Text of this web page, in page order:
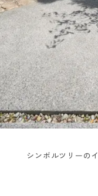
シンボルツリーの